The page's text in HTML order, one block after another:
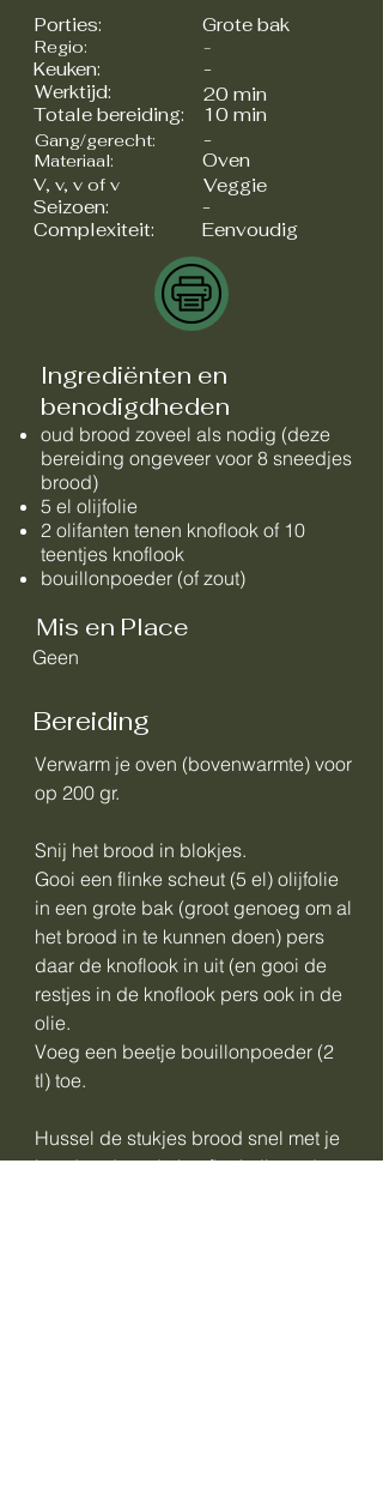
Porties: Grote bak
Regio:
Keuken:
Werktijd:
Totale bereiding:
-
-
20 min
10 min
-
Materiaal:
Gang/gerecht:
Oven
V, v, v of v
Seizoen:
Veggie
-
Complexiteit:
Eenvoudig
Ingrediënten en
benodigdheden
oud brood zoveel als nodig (deze
bereiding ongeveer voor 8 sneedjes
brood)
5 el olijfolie
2 olifanten tenen knoflook of 10
teentjes knoflook
bouillonpoeder (of zout)
Mis en Place
Geen
Bereiding
Verwarm je oven (bovenwarmte) voor
op 200 gr.
Snij het brood in blokjes.
Gooi een flinke scheut (5 el) olijfolie
in een grote bak (groot genoeg om al
het brood in te kunnen doen) pers
daar de knoflook in uit (en gooi de
restjes in de knoflook pers ook in de
olie.
Voeg een beetje bouillonpoeder (2
tl) toe.
Hussel de stukjes brood snel met je
handen door de knoflookolie zodat